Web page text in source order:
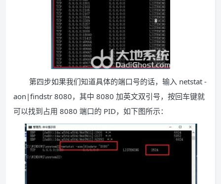
第四步如果我们知道具体的端口号的话，输入 netstat -
aon|findstr 8080，其中 8080 加英文双引号，按回车键就
可以找到占用 8080 端口的 PID，如下图所示：